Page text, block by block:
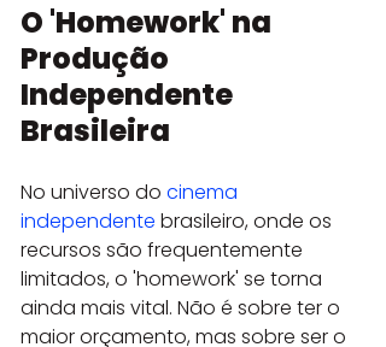
O 'Homework' na
Produção
Independente
Brasileira
No universo do cinema
independente brasileiro, onde os
recursos são frequentemente
limitados, o 'homework' se torna
ainda mais vital. Não é sobre ter o
maior orçamento, mas sobre ser o